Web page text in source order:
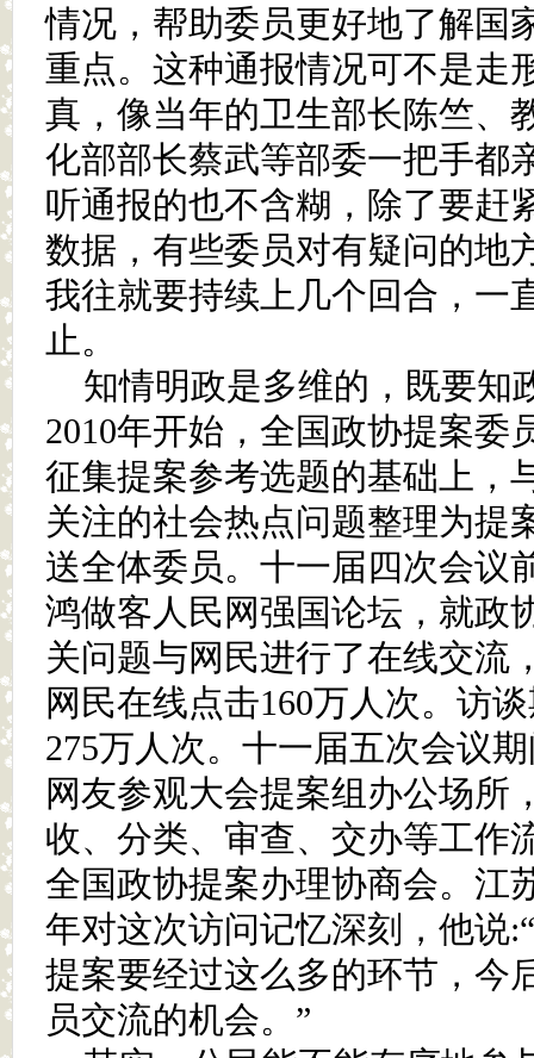
情况，帮助委员更好地了解国
重点。这种通报情况可不是走
真，像当年的卫生部长陈竺、
化部部长蔡武等部委一把手都
听通报的也不含糊，除了要赶
数据，有些委员对有疑问的地
我往就要持续上几个回合，一
止。
知情明政是多维的，既要知
2010年开始，全国政协提案委
征集提案参考选题的基础上，
关注的社会热点问题整理为提
送全体委员。十一届四次会议
鸿做客人民网强国论坛，就政
关问题与网民进行了在线交流
网民在线点击160万人次。访
275万人次。十一届五次会议
网友参观大会提案组办公场所
收、分类、审查、交办等工作
全国政协提案办理协商会。江
年对这次访问记忆深刻，他说
提案要经过这么多的环节，今
员交流的机会。”